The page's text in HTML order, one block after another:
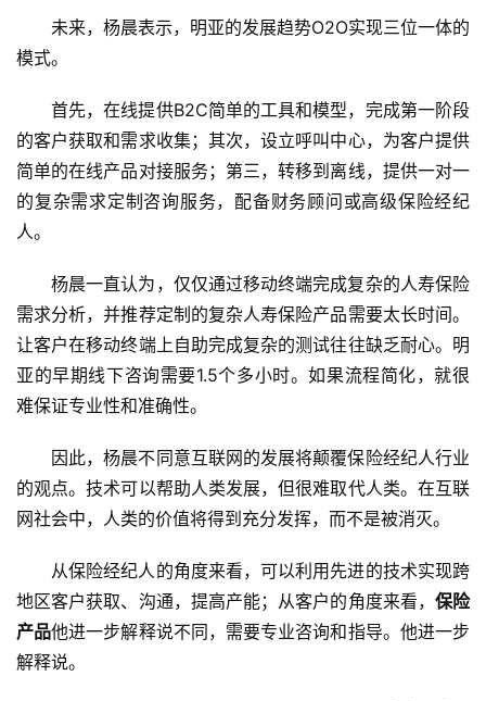
未来，杨晨表示，明亚的发展趋势O2O实现三位一体的
模式。
首先，在线提供B2C简单的工具和模型，完成第一阶段
的客户获取和需求收集；其次，设立呼叫中心，为客户提供
简单的在线产品对接服务；第三，转移到离线，提供一对一
的复杂需求定制咨询服务，配备财务顾问或高级保险经纪
人。
杨晨一直认为，仅仅通过移动终端完成复杂的人寿保险
需求分析，并推荐定制的复杂人寿保险产品需要太长时间。
让客户在移动终端上自助完成复杂的测试往往缺乏耐心。明
亚的早期线下咨询需要1.5个多小时。如果流程简化，就很
难保证专业性和准确性。
因此，杨晨不同意互联网的发展将颠覆保险经纪人行业
的观点。技术可以帮助人类发展，但很难取代人类。在互联
网社会中，人类的价值将得到充分发挥，而不是被消灭。
从保险经纪人的角度来看，可以利用先进的技术实现跨
地区客户获取、沟通，提高产能；从客户的角度来看， 保险
产品他进一步解释说不同，需要专业咨询和指导。他进一步
解释说。